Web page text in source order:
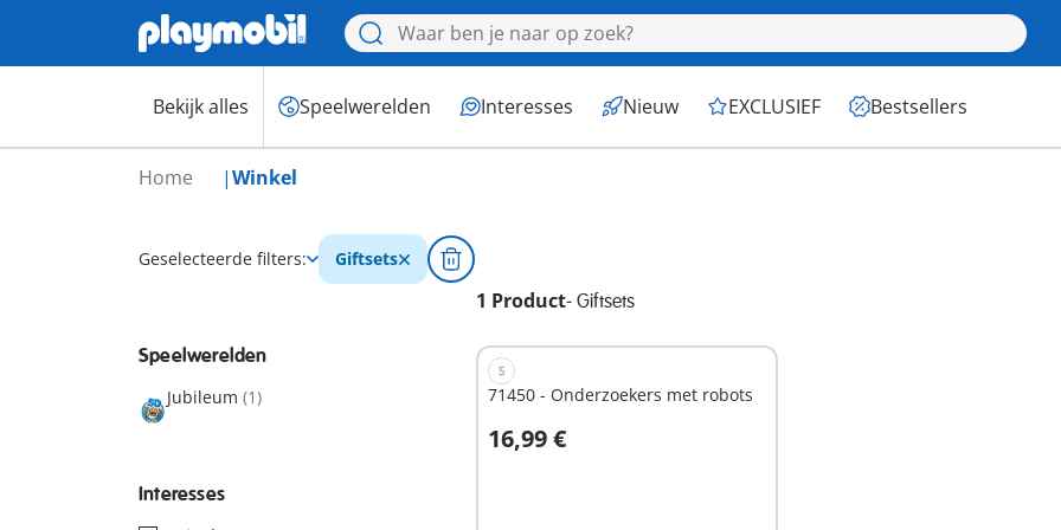
Bekijk alles Speelwerelden Interesses Nieuw EXCLUSIEF Bestsellers
Home Winkel
Geselecteerde filters: Giftsets
1 Product- Giftsets
Speelwerelden
Jubileum (1)
Interesses
S
71450 - Onderzoekers met robots
16,99 €